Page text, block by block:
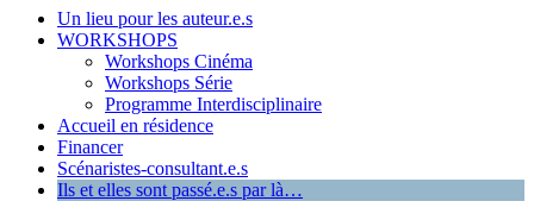
Un lieu pour les auteur.e.s
WORKSHOPS
Workshops Cinéma
Workshops Série
Programme Interdisciplinaire
Accueil en résidence
Financer
Scénaristes-consultant.e.s
Ils et elles sont passé.e.s par là…